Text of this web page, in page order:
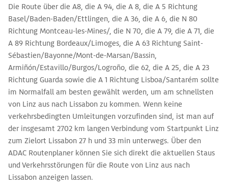
Die Route über die A8, die A 94, die A 8, die A 5 Richtung
Basel/Baden-Baden/Ettlingen, die A 36, die A 6, die N 80
Richtung Montceau-les-Mines/, die N 70, die A 79, die A 71, die
A 89 Richtung Bordeaux/Limoges, die A 63 Richtung Saint-
Sébastien/Bayonne/Mont-de-Marsan/Bassin,
Armiñón/Estavillo/Burgos/Logroño, die 62, die A 25, die A 23
Richtung Guarda sowie die A 1 Richtung Lisboa/Santarém sollte
im Normalfall am besten gewählt werden, um am schnellsten
von Linz aus nach Lissabon zu kommen. Wenn keine
verkehrsbedingten Umleitungen vorzufinden sind, ist man auf
der insgesamt 2702 km langen Verbindung vom Startpunkt Linz
zum Zielort Lissabon 27 h und 33 min unterwegs. Über den
ADAC Routenplaner können Sie sich direkt die aktuellen Staus
und Verkehrsstörungen für die Route von Linz aus nach
Lissabon anzeigen lassen.